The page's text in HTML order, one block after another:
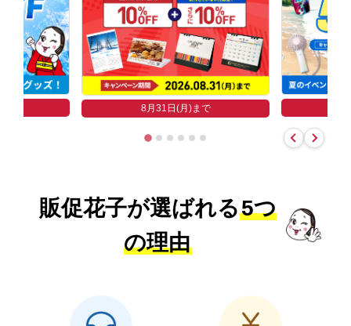
8月31日(月)まで
販促花子が選ばれる5つ
の理由